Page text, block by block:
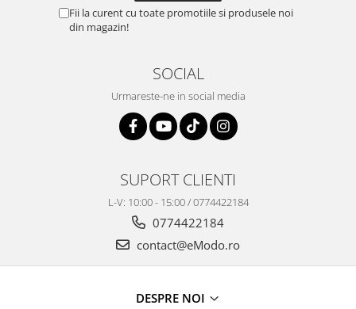
Fii la curent cu toate promotiile si produsele noi
din magazin!
SOCIAL
Urmareste-ne in social media
SUPORT CLIENTI
L-V: 10:00 - 15:00 / 0774422184
0774422184
contact@eModo.ro
DESPRE NOI